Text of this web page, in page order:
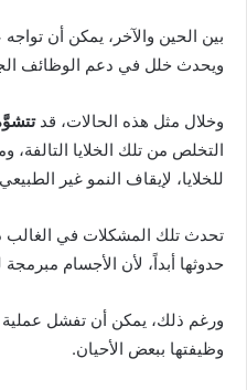
بين الحين والآخر، يمكن أن
ويحدث خلل في دعم الوظائف
وخلال مثل هذه الحالات، قد
التخلص من تلك الخلايا
للخلايا، لإيقاف النمو غير
تحدث تلك المشكلات في الغالب
حدوثها أبداً، لأن الأجسام مبرمجة
ورغم ذلك، يمكن أن تفشل عملية
وظيفتها ببعض الأحيان.